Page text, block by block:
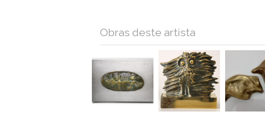
Obras deste artista